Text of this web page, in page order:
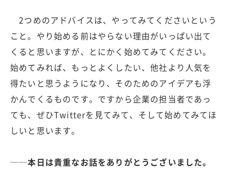
2つめのアドバイスは、やってみてくださいという
こと。やり始める前はやらない理由がいっぱい出て
くると思いますが、とにかく始めてみてください。
始めてみれば、もっとよくしたい、他社より人気を
得たいと思うようになり、そのためのアイデアも浮
かんでくるものです。ですから企業の担当者であっ
ても、ぜひTwitterを見てみて、そして始めてみてほ
しいと思います。
──本日は貴重なお話をありがとうございました。